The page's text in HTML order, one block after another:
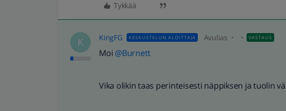
Tykkää
K KingFG KESKUSTELUN ALOITTAJA Avulias VASTAUS
Moi @Burnett
Vika olikin taas perinteisesti näppiksen ja tuolin